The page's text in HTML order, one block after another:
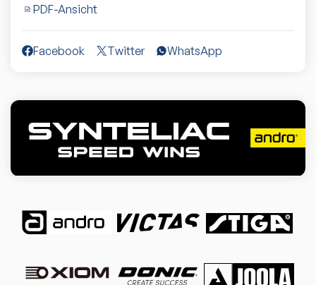
PDF-Ansicht
Facebook Twitter WhatsApp